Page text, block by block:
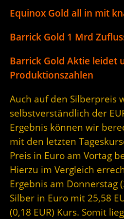
Equinox Gold all in mit
Barrick Gold 1 Mrd
Barrick Gold Aktie leidet
Produktionszahlen
Auch auf den Silberpreis
selbstverständlich der
Ergebnis können wir
mit den letzten
Preis in Euro am Vortag
Hierzu im Vergleich
Ergebnis am Donnerstag
Silber in Euro mit 25,58
(0,18 EUR) Kurs. Somit